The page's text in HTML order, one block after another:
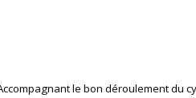
le bon déroulement du